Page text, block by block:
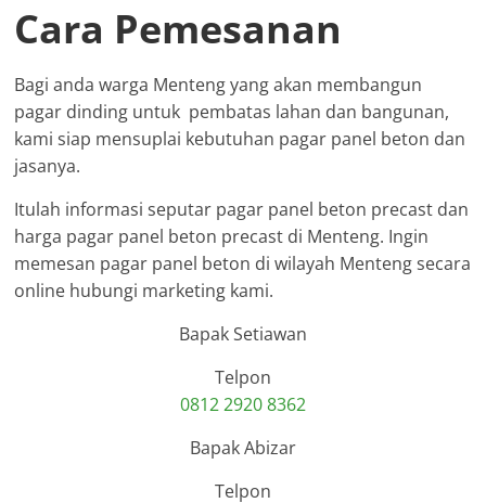
Cara Pemesanan
Bagi anda warga Menteng yang akan membangun
pagar dinding untuk pembatas lahan dan bangunan,
kami siap mensuplai kebutuhan pagar panel beton dan
jasanya.
Itulah informasi seputar pagar panel beton precast dan
harga pagar panel beton precast di Menteng. Ingin
memesan pagar panel beton di wilayah Menteng secara
online hubungi marketing kami.
Bapak Setiawan
Telpon
0812 2920 8362
Bapak Abizar
Telpon